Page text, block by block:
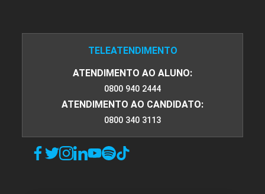
TELEATENDIMENTO
ATENDIMENTO AO ALUNO:
0800 940 2444
ATENDIMENTO AO CANDIDATO:
0800 340 3113